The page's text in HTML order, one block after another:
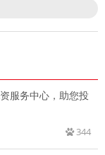
服务中心，助您投
344